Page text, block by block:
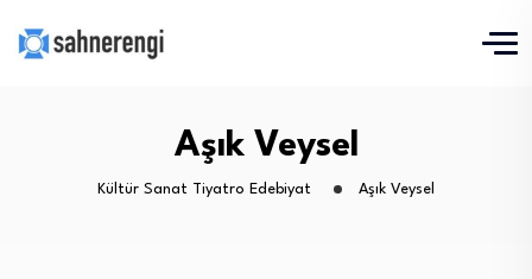
Aşık Veysel
Kültür Sanat Tiyatro Edebiyat Aşık Veysel